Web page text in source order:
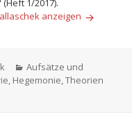
1/2017).
anzeigen
Kategorien
Aufsätze und
Hegemonie ,Theorien